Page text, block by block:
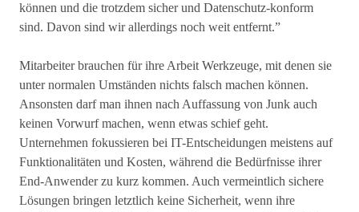
können und die trotzdem sicher und Datenschutz-konform
sind. Davon sind wir allerdings noch weit entfernt.”
Mitarbeiter brauchen für ihre Arbeit Werkzeuge, mit denen sie
unter normalen Umständen nichts falsch machen können.
Ansonsten darf man ihnen nach Auffassung von Junk auch
keinen Vorwurf machen, wenn etwas schief geht.
Unternehmen fokussieren bei IT-Ent­schei­dungen meistens auf
Funktionalitäten und Kosten, während die Bedürfnisse ihrer
End-Anwender zu kurz kommen. Auch vermeintlich sichere
Lösungen bringen letztlich keine Sicherheit, wenn ihre